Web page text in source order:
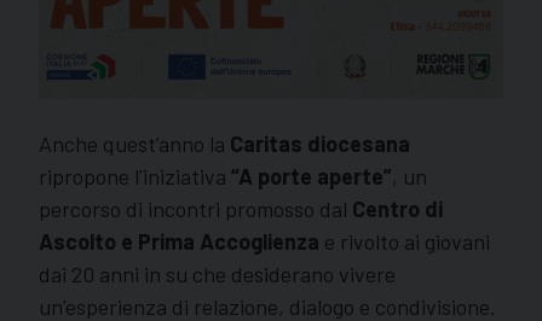
Anche quest’anno la Caritas diocesana
ripropone l’iniziativa “A porte aperte”, un
percorso di incontri promosso dal Centro di
Ascolto e Prima Accoglienza e rivolto ai giovani
dai 20 anni in su che desiderano vivere
un’esperienza di relazione, dialogo e condivisione.